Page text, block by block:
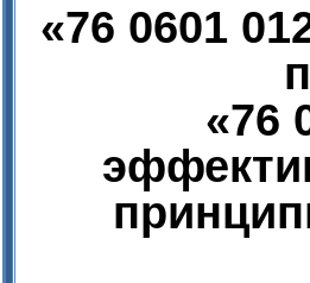
«76 0601
«76